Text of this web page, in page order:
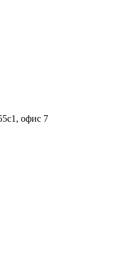
офис 7